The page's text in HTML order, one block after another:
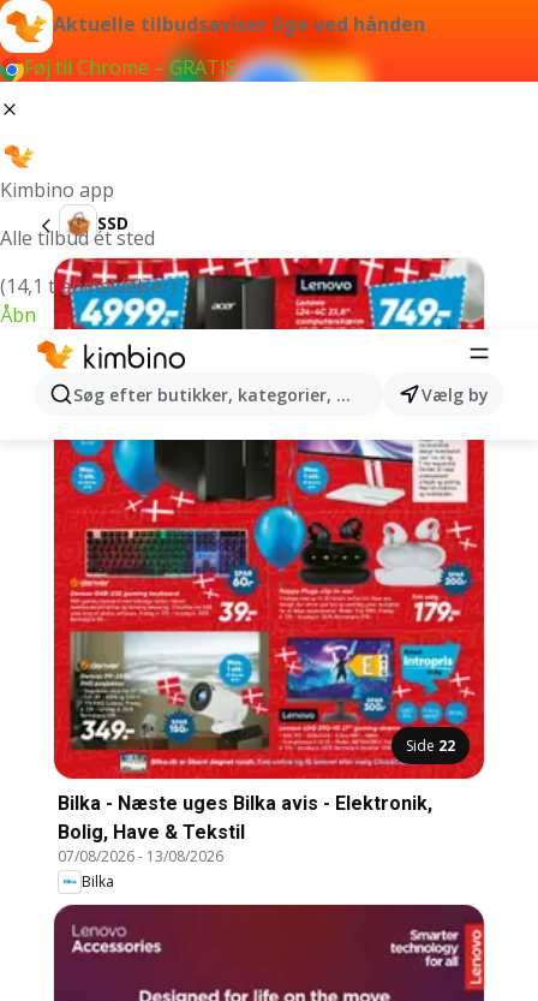
Aktuelle tilbudsaviser lige ved hånden
Føj til Chrome – GRATIS
Kimbino app
Alle tilbud ét sted
(14,1 t anmeldelser)
Åbn
Søg efter butikker, kategorier, produkter...Vælg by
SSD
Side 22
Bilka - Næste uges Bilka avis - Elektronik,
Bolig, Have & Tekstil
07/08/2026- 13/08/2026
Bilka